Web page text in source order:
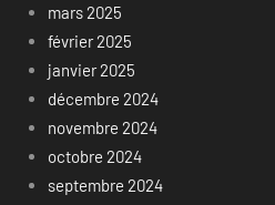
mars 2025
février 2025
janvier 2025
décembre 2024
novembre 2024
octobre 2024
septembre 2024